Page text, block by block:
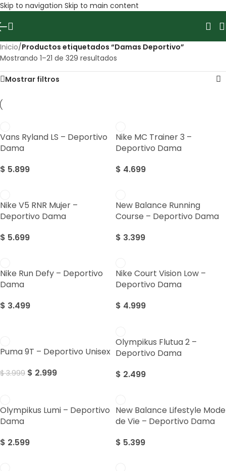
Skip to navigation Skip to main content
Inicio/Productos etiquetados “Damas Deportivo”
Mostrando 1–21 de 329 resultados
Mostrar filtros
Vans Ryland LS – Deportivo
Dama
$ 5.899
Nike MC Trainer 3 –
Deportivo Dama
$ 4.699
Nike V5 RNR Mujer –
Deportivo Dama
$ 5.699
New Balance Running
Course – Deportivo Dama
$ 3.399
Nike Run Defy – Deportivo
Dama
$ 3.499
Nike Court Vision Low –
Deportivo Dama
$ 4.999
Puma 9T – Deportivo Unisex
$3.999 $ 2.999
Olympikus Flutua 2 –
Deportivo Dama
$ 2.499
Olympikus Lumi – Deportivo
Dama
$ 2.599
New Balance Lifestyle Mode
de Vie – Deportivo Dama
$ 5.399